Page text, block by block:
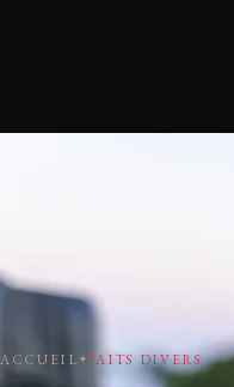
ACCUEIL FAITS DIVERS